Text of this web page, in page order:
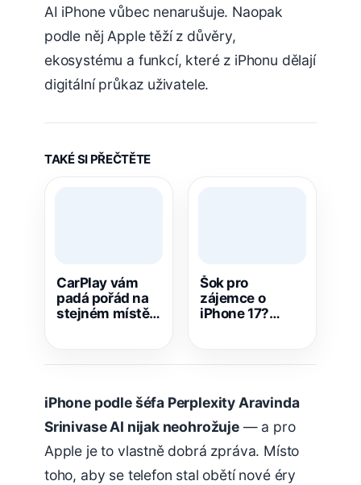
AI iPhone vůbec nenarušuje. Naopak
podle něj Apple těží z důvěry,
ekosystému a funkcí, které z iPhonu dělají
digitální průkaz uživatele.
TAKÉ SI PŘEČTĚTE
CarPlay vám
padá pořád na
stejném místě?
Šok pro
zájemce o
iPhone 17?
iPhone podle šéfa Perplexity Aravinda
Srinivase AI nijak neohrožuje— a pro
Apple je to vlastně dobrá zpráva. Místo
toho, aby se telefon stal obětí nové éry